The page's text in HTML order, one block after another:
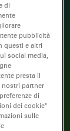
di
pubblicità
questi e altri
social media,
presta il
nostri partner
di
dei cookie"
sulle